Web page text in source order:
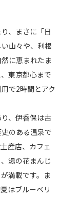
、まさに「日
山々や、利根
に恵まれたま
東京都心まで
で2時間とアク
、伊香保は古
のある温泉で
産店、カフェ
湯の花まんじ
満載です。ま
はブルーベリ